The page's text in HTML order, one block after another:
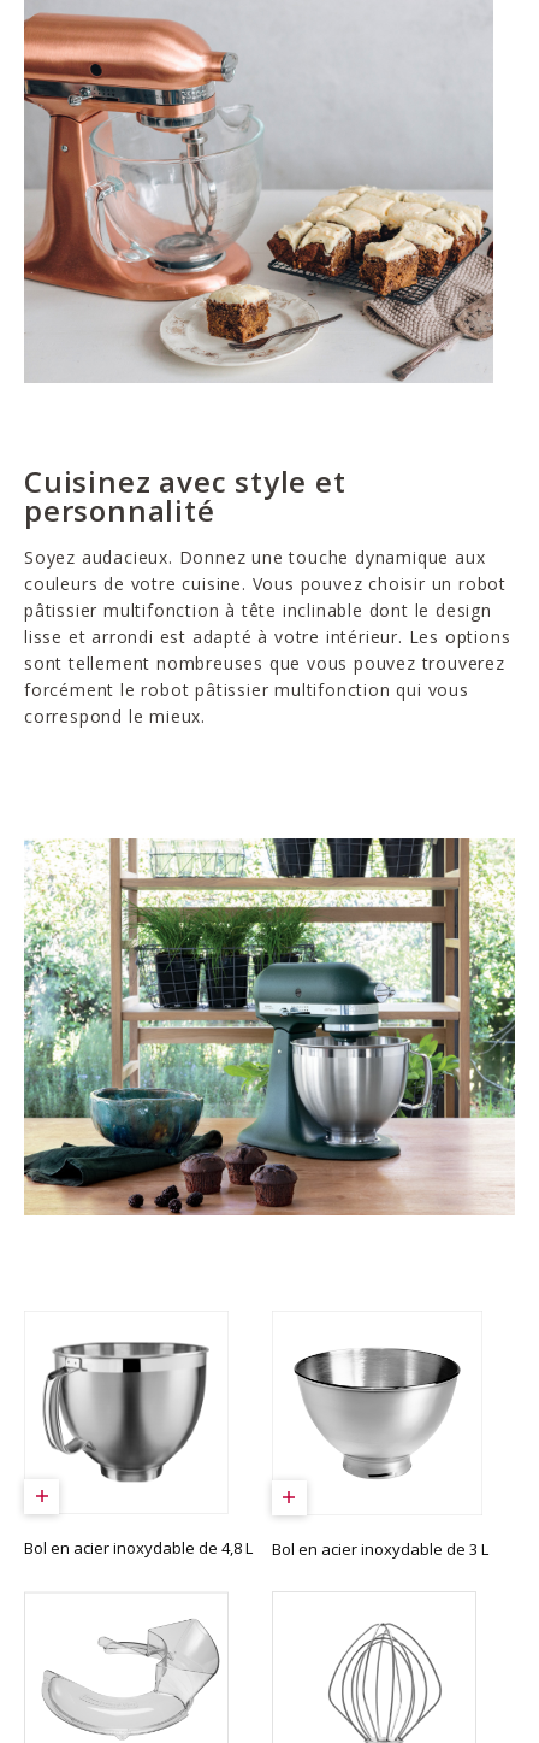
Cuisinez avec style et
personnalité
Soyez audacieux. Donnez une touche dynamique aux
couleurs de votre cuisine. Vous pouvez choisir un robot
pâtissier multifonction à tête inclinable dont le design
lisse et arrondi est adapté à votre intérieur. Les options
sont tellement nombreuses que vous pouvez trouverez
forcément le robot pâtissier multifonction qui vous
correspond le mieux.
Bol en acier inoxydable de 4,8 L Bol en acier inoxydable de 3 L